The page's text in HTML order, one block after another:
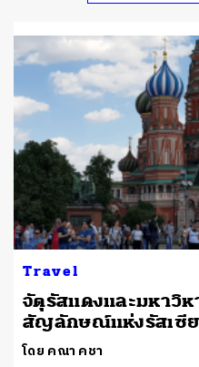
Travel
จัตุรัสแดงและมหาวิห
สัญลักษณ์แห่งรัสเซีย
โดย คณา คชา